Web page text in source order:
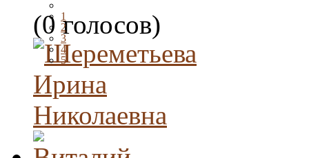
1
2
3
4
5
(0 голосов)